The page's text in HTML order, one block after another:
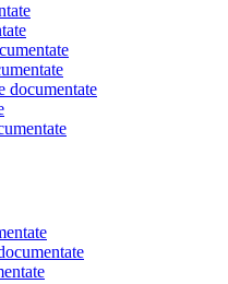
documentate